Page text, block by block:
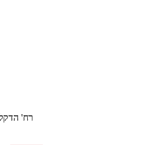
רח' הדקלים 12 א.ת. לב הארץ,